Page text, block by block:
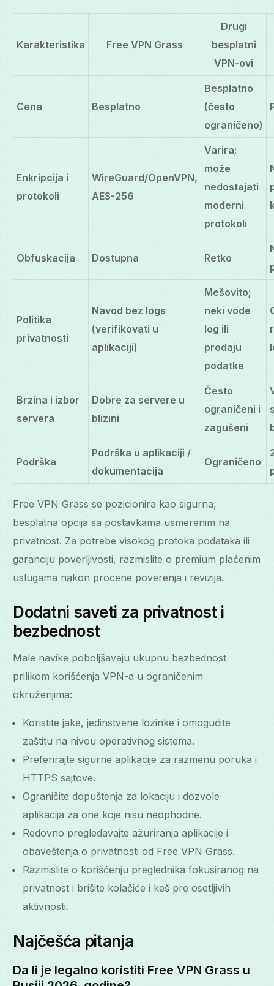
Karakteristika Free VPN Grass
Drugi
besplatni
VPN-ovi
Cena Besplatno
Besplatno
(često
ograničeno)
Enkripcija i
protokoli
WireGuard/OpenVPN,
AES-256
Varira;
može
nedostajati
moderni
protokoli
Obfuskacija Dostupna Retko
Politika
privatnosti
Navod bez logs
(verifikovati u
aplikaciji)
Mešovito;
neki vode
log ili
prodaju
podatke
Brzina i izbor
servera
Dobre za servere u
blizini
Često
ograničeni i
zagušeni
Podrška
Podrška u aplikaciji /
dokumentacija
Ograničeno
Free VPN Grass se pozicionira kao sigurna,
besplatna opcija sa postavkama usmerenim na
privatnost. Za potrebe visokog protoka podataka ili
garanciju poverljivosti, razmislite o premium plaćenim
uslugama nakon procene poverenja i revizija.
Dodatni saveti za privatnost i
bezbednost
Male navike poboljšavaju ukupnu bezbednost
prilikom korišćenja VPN-a u ograničenim
okruženjima:
Koristite jake, jedinstvene lozinke i omogućite
zaštitu na nivou operativnog sistema.
Preferirajte sigurne aplikacije za razmenu poruka i
HTTPS sajtove.
Ograničite dopuštenja za lokaciju i dozvole
aplikacija za one koje nisu neophodne.
Redovno pregledavajte ažuriranja aplikacije i
obaveštenja o privatnosti od Free VPN Grass.
Razmislite o korišćenju preglednika fokusiranog na
privatnost i brišite kolačiće i keš pre osetljivih
aktivnosti.
Najčešća pitanja
Da li je legalno koristiti Free VPN Grass u